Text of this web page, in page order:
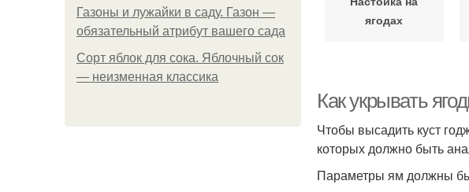
Газоны и лужайки в саду. Газон —
обязательный атрибут вашего сада
Сорт яблок для сока. Яблочный сок
— неизменная классика
ягодах
Как укрывать
Чтобы высадить куст
которых должно быть
Параметры ям должны